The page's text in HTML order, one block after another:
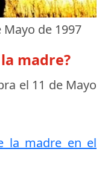
Mayo de 1997
madre?
el 11 de Mayo
la madre en el